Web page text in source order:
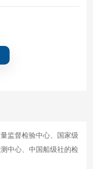
监督检验中心、国家级
中心、中国船级社的检